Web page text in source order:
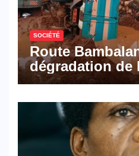
SOCIÉTÉ
Route
dégradation de
les activités